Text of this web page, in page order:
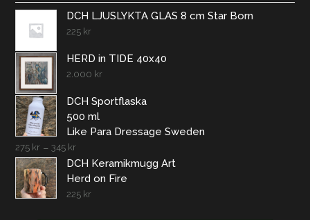
DCH LJUSLYKTA GLAS 8 cm Star Born
225 kr
HERD in TIDE 40x40
2.000 kr
DCH Sportflaska
500 ml
Like Para Dressage Sweden
275 kr – 345 kr
DCH Keramikmugg Art
Herd on Fire
225 kr